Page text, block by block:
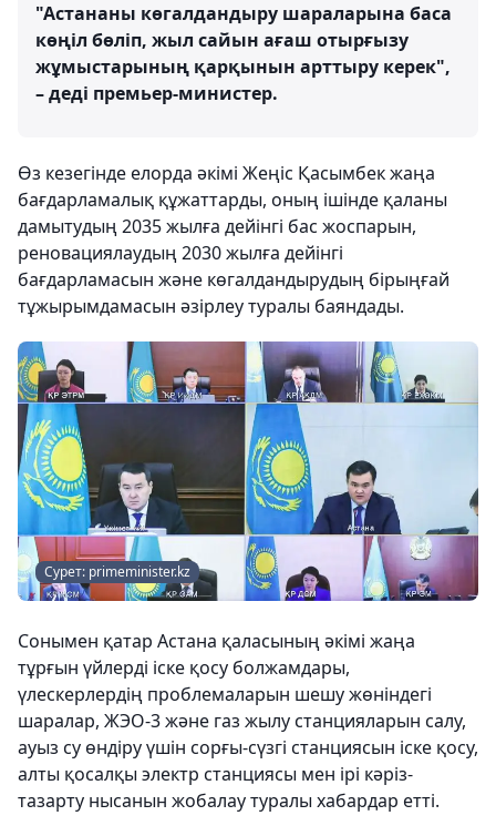
"Астананы көгалдандыру шараларына баса
көңіл бөліп, жыл сайын ағаш отырғызу
жұмыстарының қарқынын арттыру керек",
– деді премьер-министер.
Өз кезегінде елорда әкімі Жеңіс Қасымбек жаңа
бағдарламалық құжаттарды, оның ішінде қаланы
дамытудың 2035 жылға дейінгі бас жоспарын,
реновациялаудың 2030 жылға дейінгі
бағдарламасын және көгалдандырудың бірыңғай
тұжырымдамасын әзірлеу туралы баяндады.
Сурет: primeminister.kz
Сонымен қатар Астана қаласының әкімі жаңа
тұрғын үйлерді іске қосу болжамдары,
үлескерлердің проблемаларын шешу жөніндегі
шаралар, ЖЭО-3 және газ жылу станцияларын салу,
ауыз су өндіру үшін сорғы-сүзгі станциясын іске қосу,
алты қосалқы электр станциясы мен ірі кәріз-
тазарту нысанын жобалау туралы хабардар етті.